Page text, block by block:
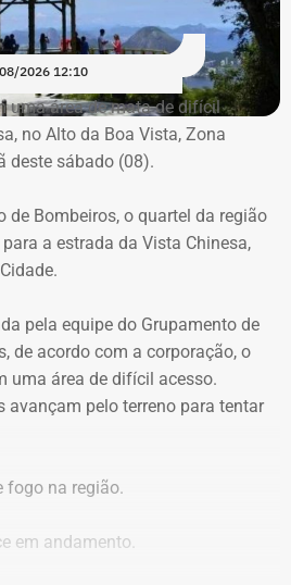
florestais também foram
do Corpo de Bombeiros, o
pequeno e restrito trecho da
em frente ao pagode chinês da
A Vista Chinesa fica dentro
2026 12:10
uma área de mata de difícil
no Alto da Boa Vista, Zona
deste sábado (08).
de Bombeiros, o quartel da região
a estrada da Vista Chinesa,
pela equipe do Grupamento de
de acordo com a corporação, o
uma área de difícil acesso.
avançam pelo terreno para tentar
fogo na região.
em andamento.